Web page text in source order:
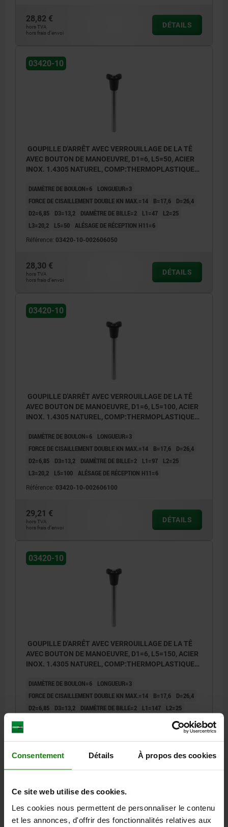
Consentement Détails À propos des cookies
Ce site web utilise des cookies.
Les cookies nous permettent de personnaliser le contenu
et les annonces, d'offrir des fonctionnalités relatives aux
28,82 €
hors TVA
hors frais d’envoi
DÉTAILS
03420-10
GOUPILLE D'ARRÊT AVEC VERROUILLAGE DE LA TÊ
AVEC BOUTON DE MANOEUVRE, D1=6, L5=50, ACIER
INOX. 1.4305 NATUREL, COMP:THERMOPLASTIQUE
DIAMÈTRE DE BOULON=6
LONGUEUR=3
FORCE DE CISAILLEMENT DOUBLE KN MAX.=14
B=17,6
D=26,4
D2=6,85
D3=13,2 DIAMÈTRE DE BILLE=2 L1=47
L2=25
L3=20,2
L5=50 ALÉSAGE DE RÉCEPTION H11=6
Référence: 03420-10-002606050
28,30 €
hors TVA
hors frais d’envoi
DÉTAILS
03420-10
GOUPILLE D'ARRÊT AVEC VERROUILLAGE DE LA TÊ
AVEC BOUTON DE MANOEUVRE, D1=6, L5=100, ACIER
INOX. 1.4305 NATUREL, COMP:THERMOPLASTIQUE
DIAMÈTRE DE BOULON=6
LONGUEUR=3
FORCE DE CISAILLEMENT DOUBLE KN MAX.=14
B=17,6
D=26,4
D2=6,85
D3=13,2 DIAMÈTRE DE BILLE=2 L1=97
L2=25
L3=20,2
L5=100 ALÉSAGE DE RÉCEPTION H11=6
Référence: 03420-10-002606100
29,21 €
hors TVA
hors frais d’envoi
DÉTAILS
03420-10
GOUPILLE D'ARRÊT AVEC VERROUILLAGE DE LA TÊ
AVEC BOUTON DE MANOEUVRE, D1=6, L5=150, ACIER
INOX. 1.4305 NATUREL, COMP:THERMOPLASTIQUE
DIAMÈTRE DE BOULON=6
LONGUEUR=3
FORCE DE CISAILLEMENT DOUBLE KN MAX.=14
B=17,6
D=26,4
D2=6,85
D3=13,2 DIAMÈTRE DE BILLE=2 L1=147
L2=25
29,46 €
hors TVA
03420-10